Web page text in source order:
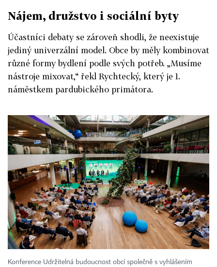
Nájem, družstvo i sociální byty
Účastníci debaty se zároveň shodli, že neexistuje
jediný univerzální model. Obce by měly kombinovat
různé formy bydlení podle svých potřeb. „Musíme
nástroje mixovat,“ řekl Rychtecký, který je 1.
náměstkem pardubického primátora.
Konference Udržitelná budoucnost obcí společně s vyhlášením